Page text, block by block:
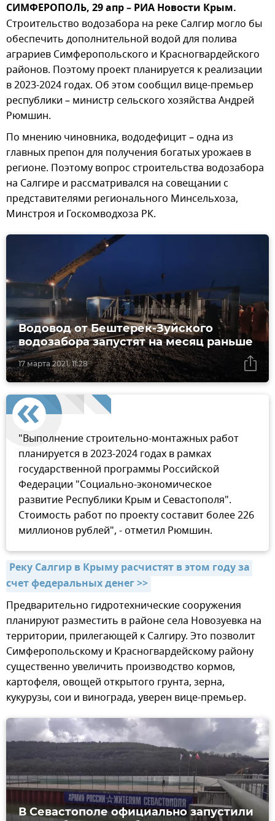
СИМФЕРОПОЛЬ, 29 апр – РИА Новости Крым.
Строительство водозабора на реке Салгир могло бы
обеспечить дополнительной водой для полива
аграриев Симферопольского и Красногвардейского
районов. Поэтому проект планируется к реализации
в 2023-2024 годах. Об этом сообщил вице-премьер
республики – министр сельского хозяйства Андрей
Рюмшин.
По мнению чиновника, вододефицит – одна из
главных препон для получения богатых урожаев в
регионе. Поэтому вопрос строительства водозабора
на Салгире и рассматривался на совещании с
представителями регионального Минсельхоза,
Минстроя и Госкомводхоза РК.
17 марта 2021, 11:28
Водовод от Бештерек-Зуйского
водозабора запустят на месяц раньше
"Выполнение строительно-монтажных работ
планируется в 2023-2024 годах в рамках
государственной программы Российской
Федерации "Социально-экономическое
развитие Республики Крым и Севастополя".
Стоимость работ по проекту составит более 226
миллионов рублей", - отметил Рюмшин.
Реку Салгир в Крыму расчистят в этом году за
счет федеральных денег >>
Предварительно гидротехнические сооружения
планируют разместить в районе села Новозуевка на
территории, прилегающей к Салгиру. Это позволит
Симферопольскому и Красногвардейскому району
существенно увеличить производство кормов,
картофеля, овощей открытого грунта, зерна,
кукурузы, сои и винограда, уверен вице-премьер.
В Севастополе официально запустили